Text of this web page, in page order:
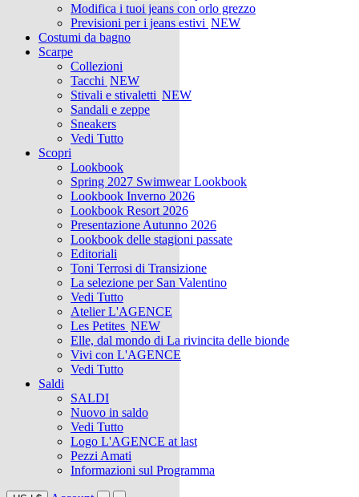
Modifica i tuoi jeans con orlo grezzo
Previsioni per i jeans estivi NEW
Costumi da bagno
Scarpe
Collezioni
Tacchi NEW
Stivali e stivaletti NEW
Sandali e zeppe
Sneakers
Vedi Tutto
Scopri
Lookbook
Spring 2027 Swimwear Lookbook
Lookbook Inverno 2026
Lookbook Resort 2026
Presentazione Autunno 2026
Lookbook delle stagioni passate
Editoriali
Toni Terrosi di Transizione
La selezione per San Valentino
Vedi Tutto
Atelier L'AGENCE
Les Petites NEW
Elle, dal mondo di La rivincita delle bionde
Vivi con L'AGENCE
Vedi Tutto
Saldi
SALDI
Nuovo in saldo
Vedi Tutto
Logo L'AGENCE at last
Pezzi Amati
Informazioni sul Programma